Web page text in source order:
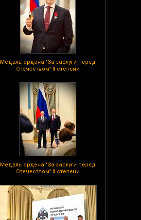
Медаль ордена "За заслуги перед
Отечеством" II степени
Медаль ордена "За заслуги перед
Отечеством" II степени